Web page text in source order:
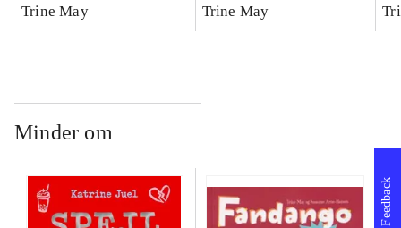
grundbog --
Trine May
grundbog --
Trine May
Minder om
Feedback